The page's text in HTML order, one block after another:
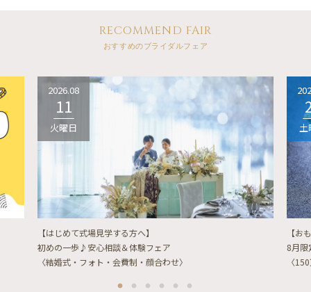
RECOMMEND FAIR
おすすめのブライダルフェア
2026.08
11
火曜日
【はじめて式場見学する方へ】
初めの一歩♪安心相談＆体験フェア
〈結婚式・フォト・会費制・顔合わせ〉
土
【お
8月限
〈